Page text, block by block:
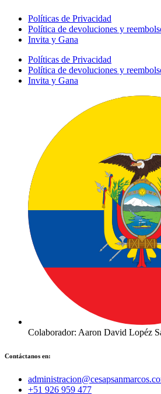
Políticas de Privacidad
Política de devoluciones y
Invita y Gana
Políticas de Privacidad
Política de devoluciones y
Invita y Gana
Colaborador: Aaron David Lopéz
Contáctanos en:
+51 926 959 477